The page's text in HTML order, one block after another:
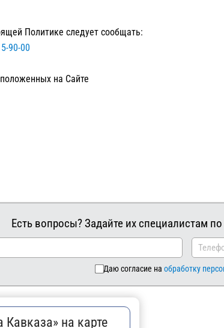
Политике следует сообщать:
90-00
на Сайте
Есть вопросы? Задайте их специалистам
Даю согласие на обработку
на карте